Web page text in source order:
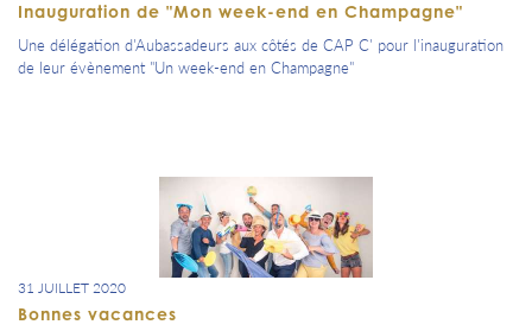
Inauguration de "Mon week-end en Champagne"
Une délégation d'Aubassadeurs aux côtés de CAP C' pour l'inauguration
de leur évènement "Un week-end en Champagne"
31 JUILLET 2020
Bonnes vacances